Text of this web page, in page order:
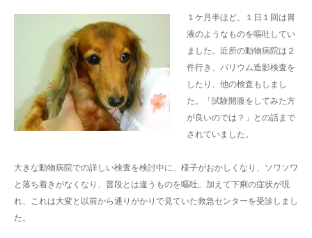
１ケ月半ほど、１日１回は胃
液のようなものを嘔吐してい
ました。近所の動物病院は２
件行き、バリウム造影検査を
したり、他の検査もしまし
た。「試験開腹をしてみた方
が良いのでは？」との話まで
されていました。
大きな動物病院での詳しい検査を検討中に、様子がおかしくなり、ソワソワ
と落ち着きがなくなり、普段とは違うものを嘔吐。加えて下痢の症状が現
れ、これは大変と以前から通りがかりで見ていた救急センターを受診しまし
た。